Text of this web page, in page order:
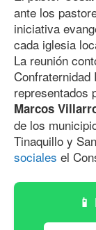
ante los
iniciativa
cada iglesia
La reunión
Confraternidad
representados
Marcos
de los
Tinaquillo y
sociales el